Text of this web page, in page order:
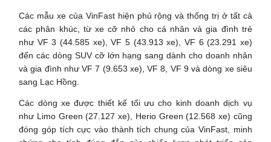
Các mẫu xe của VinFast hiện phủ rộng và thống trị ở tất cả
các phân khúc, từ xe cỡ nhỏ cho cá nhân và gia đình trẻ
như VF 3 (44.585 xe), VF 5 (43.913 xe), VF 6 (23.291 xe)
đến các dòng SUV cỡ lớn hạng sang dành cho doanh nhân
và gia đình như VF 7 (9.653 xe), VF 8, VF 9 và dòng xe siêu
sang Lạc Hồng.
Các dòng xe được thiết kế tối ưu cho kinh doanh dịch vụ
như Limo Green (27.127 xe), Herio Green (12.568 xe) cũng
đóng góp tích cực vào thành tích chung của VinFast, minh